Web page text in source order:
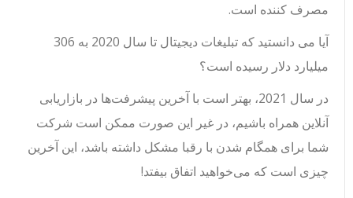
مصرف کننده است.
آیا می دانستید که تبلیغات دیجیتال تا سال 2020 به 306
میلیارد دلار رسیده است؟
در سال 2021، بهتر است با آخرین پیشرفت‌ها در بازاریابی
آنلاین همراه باشیم، در غیر این صورت ممکن است شرکت
شما برای همگام شدن با رقبا مشکل داشته باشد، این آخرین
چیزی است که می‌خواهید اتفاق بیفتد!